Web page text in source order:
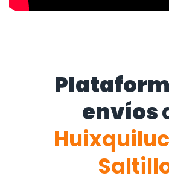
envíos